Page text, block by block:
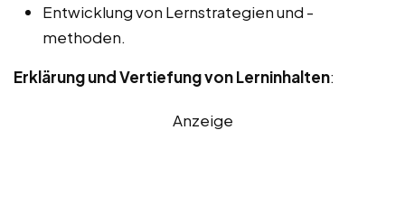
Entwicklung von Lernstrategien und -
methoden.
Erklärung und Vertiefung von Lerninhalten:
Anzeige